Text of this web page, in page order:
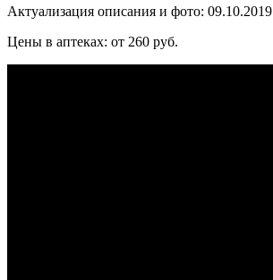
Актуализация описания и фото: 09.10.2019
Цены в аптеках: от 260 руб.